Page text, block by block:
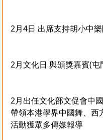
2月4日 出席支持胡小中
2月文化日 與頒獎嘉賓(
2月出任文化部文促會中
帶領本港學界中國舞、西
活動獲眾多傳媒報導